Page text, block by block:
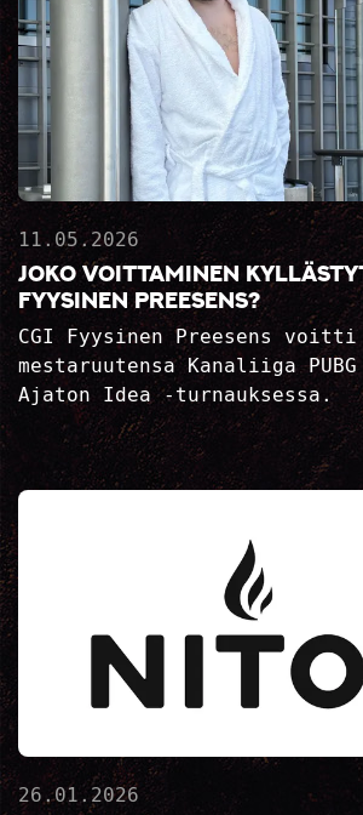
11.05.2026
Joko voittaminen
Fyysinen Preesens?
CGI Fyysinen Preesens
mestaruutensa Kanaliiga
Ajaton Idea -turnauksessa.
26.01.2026